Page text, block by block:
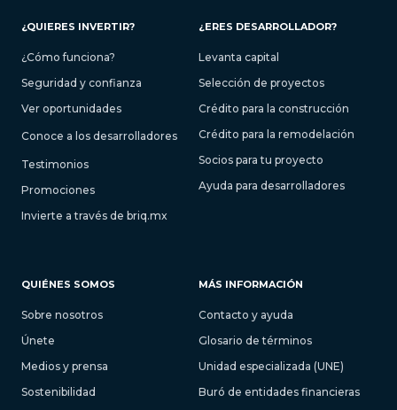
¿QUIERES INVERTIR?
¿Cómo funciona?
Seguridad y confianza
Ver oportunidades
Conoce a los desarrolladores
Testimonios
Promociones
Invierte a través de briq.mx
¿ERES DESARROLLADOR?
Levanta capital
Selección de proyectos
Crédito para la construcción
Crédito para la remodelación
Socios para tu proyecto
Ayuda para desarrolladores
QUIÉNES SOMOS
Sobre nosotros
Únete
Medios y prensa
Sostenibilidad
MÁS INFORMACIÓN
Contacto y ayuda
Glosario de términos
Unidad especializada (UNE)
Buró de entidades financieras